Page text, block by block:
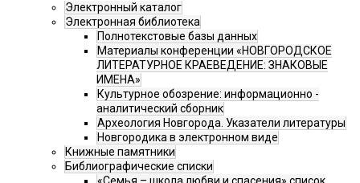
Электронный каталог
Электронная библиотека
Полнотекстовые базы данных
Материалы конференции «НОВГОРОДСКОЕ
ЛИТЕРАТУРНОЕ КРАЕВЕДЕНИЕ: ЗНАКОВЫЕ
ИМЕНА»
Культурное обозрение: информационно -
аналитический сборник
Археология Новгорода. Указатели литературы
Новгородика в электронном виде
Книжные памятники
Библиографические списки